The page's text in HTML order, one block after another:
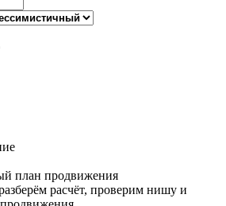
план продвижения
расчёт, проверим нишу и